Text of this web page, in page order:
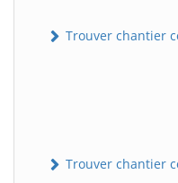
Trouver chantier
Trouver chantier